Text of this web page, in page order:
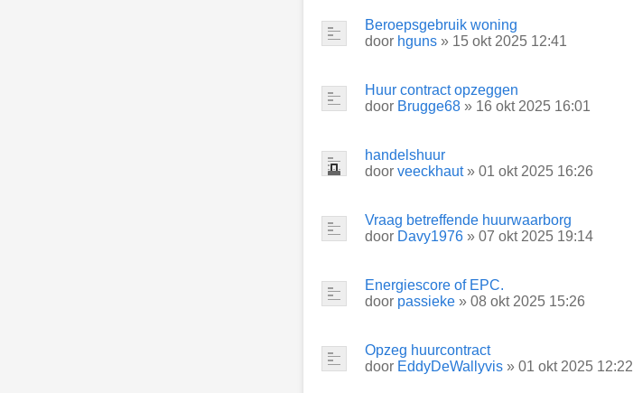
Beroepsgebruik woning
door hguns » 15 okt 2025 12:41
Huur contract opzeggen
door Brugge68 » 16 okt 2025 16:01
handelshuur
door veeckhaut» 01 okt 2025 16:26
Vraag betreffende huurwaarborg
door Davy1976 » 07 okt 2025 19:14
Energiescore of EPC.
door passieke » 08 okt 2025 15:26
Opzeg huurcontract
door EddyDeWallyvis » 01 okt 2025 12:22